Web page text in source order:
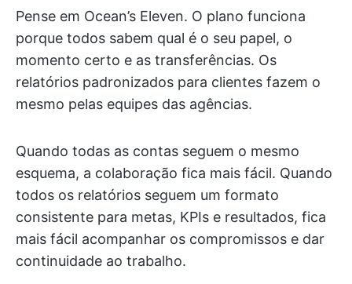
Pense em Ocean’s Eleven. O plano funciona
porque todos sabem qual é o seu papel, o
momento certo e as transferências. Os
relatórios padronizados para clientes fazem o
mesmo pelas equipes das agências.
Quando todas as contas seguem o mesmo
esquema, a colaboração fica mais fácil. Quando
todos os relatórios seguem um formato
consistente para metas, KPIs e resultados, fica
mais fácil acompanhar os compromissos e dar
continuidade ao trabalho.